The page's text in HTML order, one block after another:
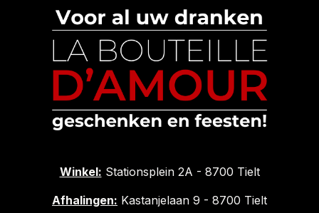
Winkel: Stationsplein 2A - 8700 Tielt
Afhalingen: Kastanjelaan 9 - 8700 Tielt